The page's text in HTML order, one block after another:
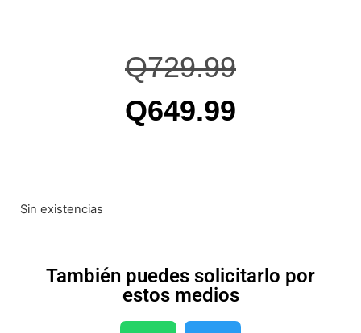
Q729.99
Q649.99
Sin existencias
También puedes solicitarlo por
estos medios